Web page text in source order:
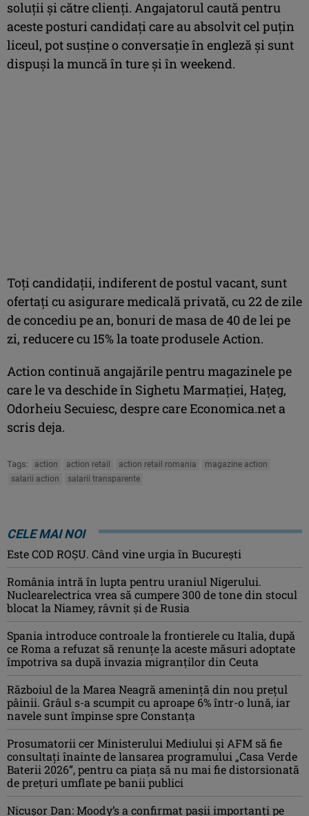
soluții şi către clienţi. Angajatorul caută pentru
aceste posturi candidaţi care au absolvit cel puţin
liceul, pot susţine o conversaţie în engleză şi sunt
dispuşi la muncă în ture şi în weekend.
Toţi candidaţii, indiferent de postul vacant, sunt
ofertaţi cu asigurare medicală privată, cu 22 de zile
de concediu pe an, bonuri de masa de 40 de lei pe
zi, reducere cu 15% la toate produsele Action.
Action continuă angajările pentru magazinele pe
care le va deschide în Sighetu Marmaţiei, Haţeg,
Odorheiu Secuiesc, despre care Economica.net a
scris deja.
Tags: action action retail action retail romania
magazine action
salarii action
salarii transparente
CELE MAI NOI
Este COD ROŞU. Când vine urgia în Bucureşti
România intră în lupta pentru uraniul Nigerului.
Nuclearelectrica vrea să cumpere 300 de tone din stocul
blocat la Niamey, râvnit și de Rusia
Spania introduce controale la frontierele cu Italia, după
ce Roma a refuzat să renunțe la aceste măsuri adoptate
împotriva sa după invazia migranților din Ceuta
Războiul de la Marea Neagră amenință din nou prețul
pâinii. Grâul s-a scumpit cu aproape 6% într-o lună, iar
navele sunt împinse spre Constanța
Prosumatorii cer Ministerului Mediului și AFM să fie
consultați înainte de lansarea programului „Casa Verde
Baterii 2026”, pentru ca piața să nu mai fie distorsionată
de prețuri umflate pe banii publici
Nicușor Dan: Moody’s a confirmat pașii importanți pe